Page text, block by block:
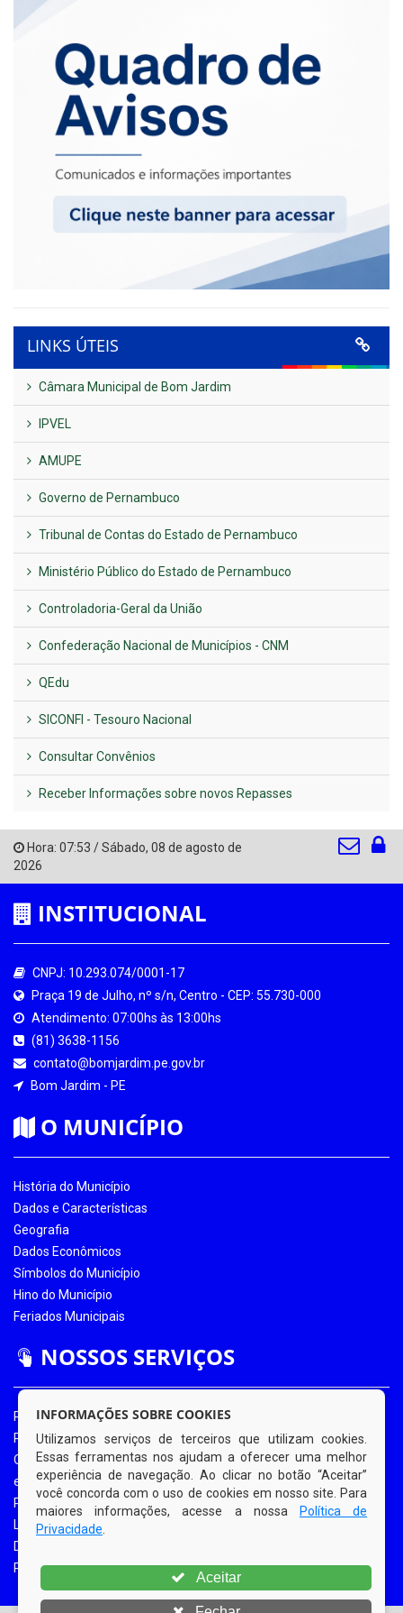
LINKS ÚTEIS
Câmara Municipal de Bom Jardim
IPVEL
AMUPE
Governo de Pernambuco
Tribunal de Contas do Estado de Pernambuco
Ministério Público do Estado de Pernambuco
Controladoria-Geral da União
Confederação Nacional de Municípios - CNM
QEdu
SICONFI - Tesouro Nacional
Consultar Convênios
Receber Informações sobre novos Repasses
Hora: 07:53 /Sábado, 08 de agosto de
2026
INSTITUCIONAL
CNPJ: 10.293.074/0001-17
Praça 19 de Julho, nº s/n, Centro - CEP: 55.730-000
Atendimento: 07:00hs às 13:00hs
(81) 3638-1156
contato@bomjardim.pe.gov.br
Bom Jardim - PE
O MUNICÍPIO
História do Município
Dados e Características
Geografia
Dados Econômicos
Símbolos do Município
Hino do Município
Feriados Municipais
NOSSOS SERVIÇOS
Portal da Transparência
Portal da Transparência COVID-19
Ouvidoria Eletrônica
e-SIC
Processos de Licitação
Licitações em Andamento
Diário Oficial
Portal do Contribuinte
INFORMAÇÕES SOBRE COOKIES
Utilizamos serviços de terceiros que utilizam cookies.
Essas ferramentas nos ajudam a oferecer uma melhor
experiência de navegação. Ao clicar no botão “Aceitar”
você concorda com o uso de cookies em nosso site. Para
maiores informações, acesse a nossa
Política de
Privacidade
Aceitar